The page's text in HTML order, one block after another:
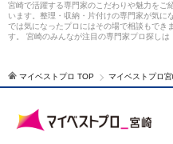
宮崎で活躍する専門家のこだわりや魅力をご
います。整理・収納・片付けの専門家が気に
では気になったプロにはその場で相談もでき
す。 宮崎のみんなが注目の専門家プロ探しは
マイベストプロ TOP マイベストプロ